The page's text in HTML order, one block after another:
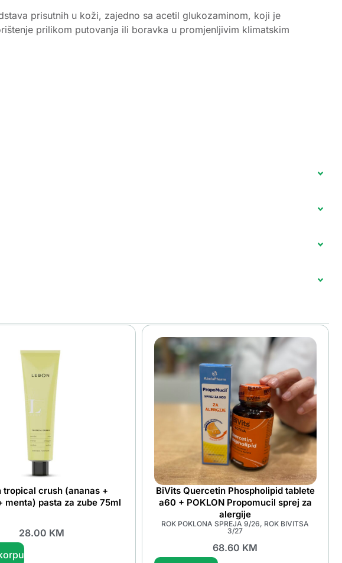
prisutnih u koži, zajedno sa acetil glukozaminom, koji je
prilikom putovanja ili boravka u promjenljivim klimatskim
tropical crush (ananas +
menta) pasta za zube 75ml
28.00 KM
BiVits Quercetin Phospholipid tablete
a60 + POKLON Propomucil sprej za
alergije
ROK POKLONA SPREJA 9/26, ROK BIVITSA
3/27
68.60 KM